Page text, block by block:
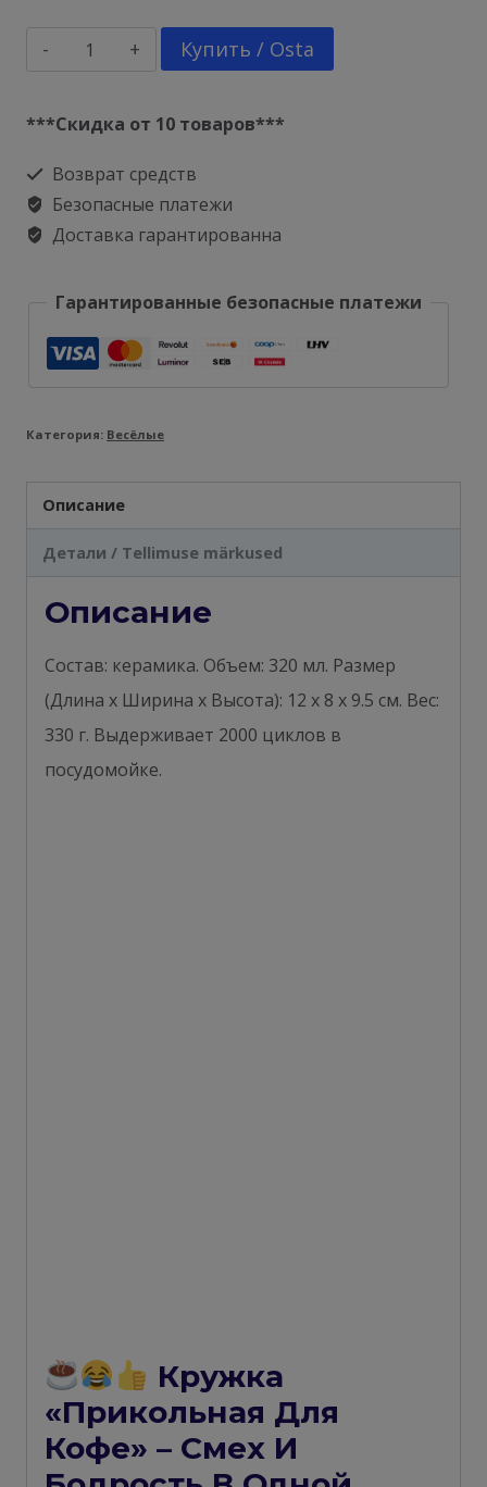
Количество
товара
для
кофе
Купить / Osta
***Скидка от 10 товаров***
Возврат средств
Безопасные платежи
Доставка гарантированна
Гарантированные безопасные платежи
Категория: Весёлые
Описание
Детали / Tellimuse märkused
Описание
Состав: керамика. Объем: 320 мл. Размер
(Длина х Ширина х Высота): 12 х 8 х 9.5 см. Вес:
330 г. Выдерживает 2000 циклов в
посудомойке.
Кружка
«Прикольная Для
Кофе» – Смех И